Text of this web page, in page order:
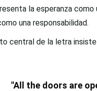
la esperanza como
una responsabilidad.
central de la letra insiste
"All the doors are